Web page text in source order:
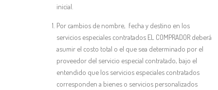
inicial.
Por cambios de nombre, fecha y destino en los
servicios especiales contratados EL COMPRADOR deberá
asumir el costo total o el que sea determinado por el
proveedor del servicio especial contratado, bajo el
entendido que los servicios especiales contratados
corresponden a bienes o servicios personalizados